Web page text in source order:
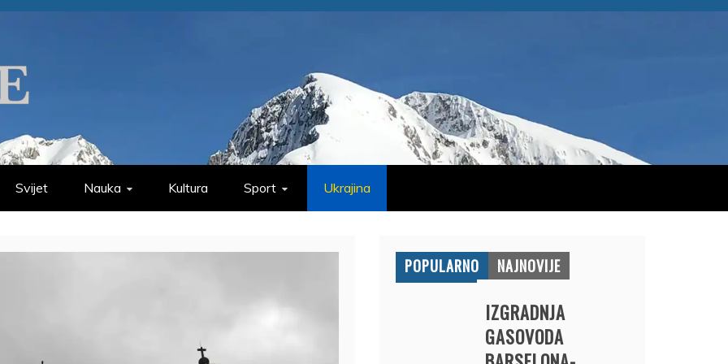
Svijet Nauka Kultura Sport Ukrajina
POPULARNO NAJNOVIJE
IZGRADNJA
GASOVODA